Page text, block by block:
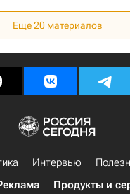
Еще 20 материалов
Интервью
Продукты и